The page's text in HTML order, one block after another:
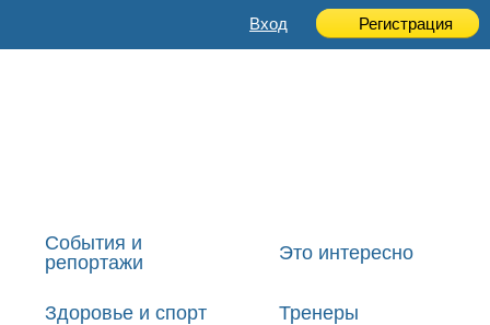
Вход Регистрация
События и
репортажи
Это интересно
Здоровье и спорт Тренеры